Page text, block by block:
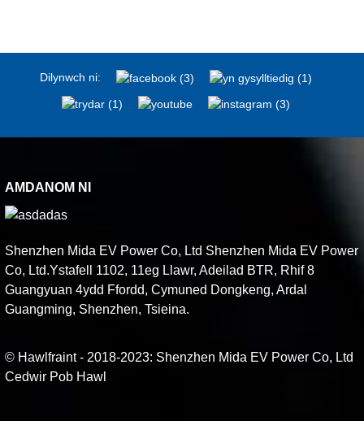
Dilynwch ni:
AMDANOM NI
Shenzhen Mida EV Power Co, Ltd Shenzhen Mida EV Power
Co, Ltd.Ystafell 1102, 11eg Llawr, Adeilad BTR, Rhif 8
Guangyuan 4ydd Ffordd, Cymuned Dongkeng, Ardal
Guangming, Shenzhen, Tsieina.
© Hawlfraint - 2018-2023: Shenzhen Mida EV Power Co, Ltd
Cedwir Pob Hawl